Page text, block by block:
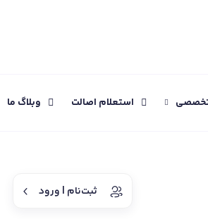
تخصصی استعلام اصالت وبلاگ ما
ثبت‌نام | ورود